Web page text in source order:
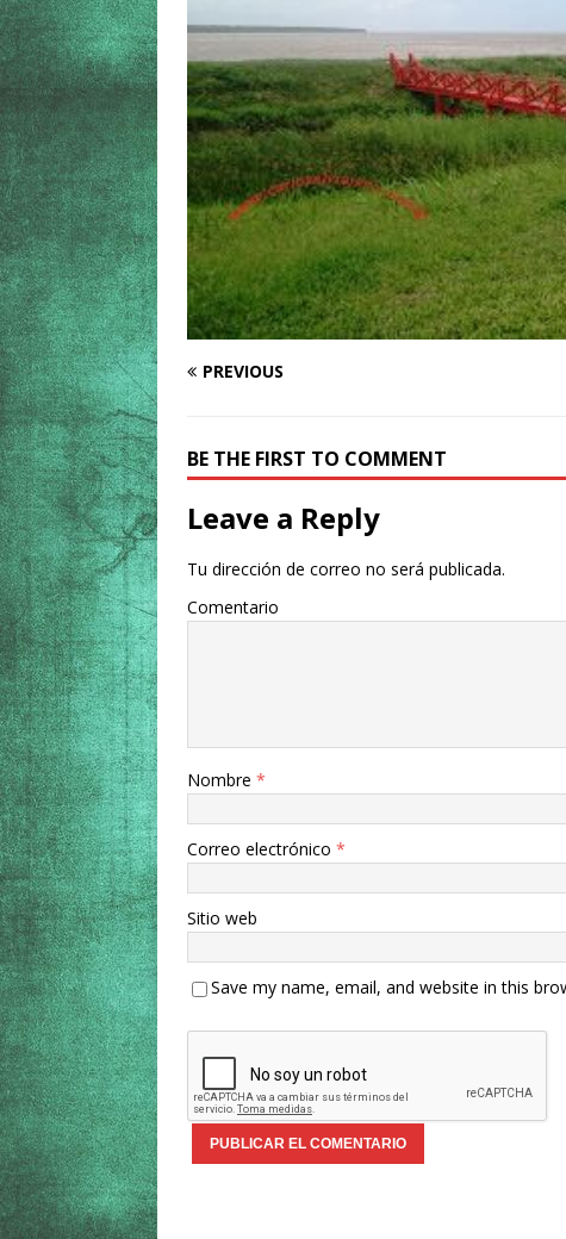
PREVIOUS
BE THE FIRST TO COMMENT
Leave a Reply
Tu dirección de correo no será publicada.
Comentario
Nombre *
Correo electrónico *
Sitio web
Save my name, email, and website in this